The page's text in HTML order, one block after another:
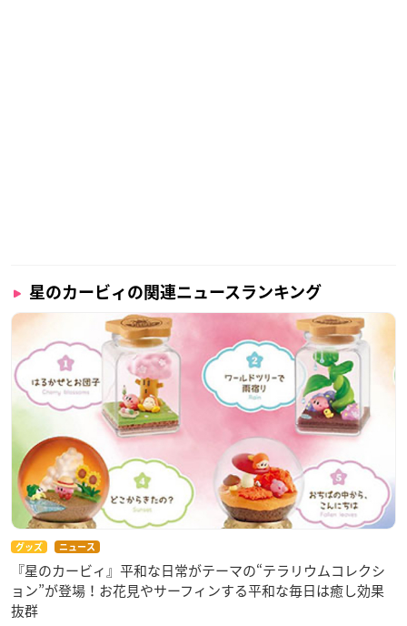
星のカービィの関連ニュースランキング
グッズ ニュース
『星のカービィ』平和な日常がテーマの“テラリウムコレクシ
ョン”が登場！お花見やサーフィンする平和な毎日は癒し効果
抜群